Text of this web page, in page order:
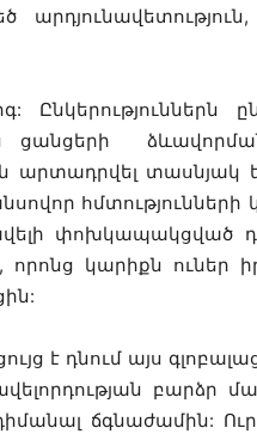
տասնյակ
փոխկապակցված
կարիքն ուներ
ցույց է դնում այս
բարձր
ճգնաժամին: